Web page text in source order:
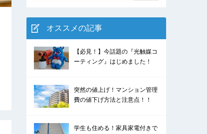
オススメの記事
【必見！】今話題の『光触媒コ
ーティング』はじめました！
突然の値上げ！マンション管理
費の値下げ方法と注意点！！
学生も住める！家具家電付きで